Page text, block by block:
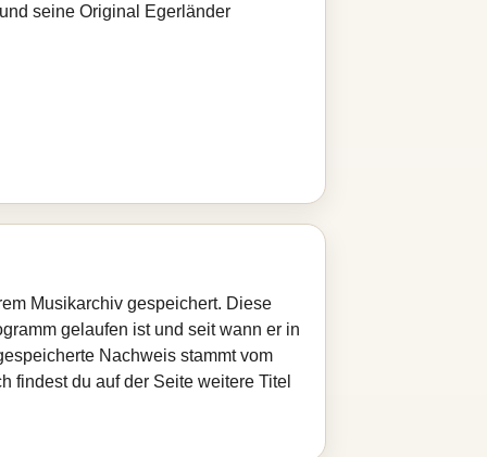
seine Original Egerländer
Musikarchiv gespeichert. Diese
gelaufen ist und seit wann er in
Nachweis stammt vom
findest du auf der Seite weitere Titel